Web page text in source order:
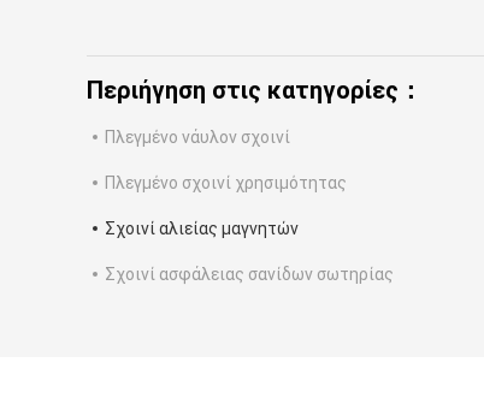
Περιήγηση στις κατηγορίες：
Πλεγμένο νάυλον σχοινί
Πλεγμένο σχοινί χρησιμότητας
Σχοινί αλιείας μαγνητών
Σχοινί ασφάλειας σανίδων σωτηρίας